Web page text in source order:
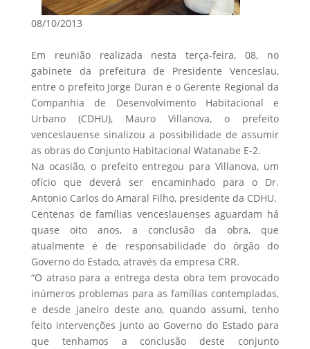
08/10/2013
Em reunião realizada nesta terça-feira, 08, no
gabinete da prefeitura de Presidente Venceslau,
entre o prefeito Jorge Duran e o Gerente Regional da
Companhia de Desenvolvimento Habitacional e
Urbano (CDHU), Mauro Villanova, o prefeito
venceslauense sinalizou a possibilidade de assumir
as obras do Conjunto Habitacional Watanabe E-2.
Na ocasião, o prefeito entregou para Villanova, um
ofício que deverá ser encaminhado para o Dr.
Antonio Carlos do Amaral Filho, presidente da CDHU.
Centenas de famílias venceslauenses aguardam há
quase oito anos, a conclusão da obra, que
atualmente é de responsabilidade do órgão do
Governo do Estado, através da empresa CRR.
“O atraso para a entrega desta obra tem provocado
inúmeros problemas para as famílias contempladas,
e desde janeiro deste ano, quando assumi, tenho
feito intervenções junto ao Governo do Estado para
que tenhamos a conclusão deste conjunto